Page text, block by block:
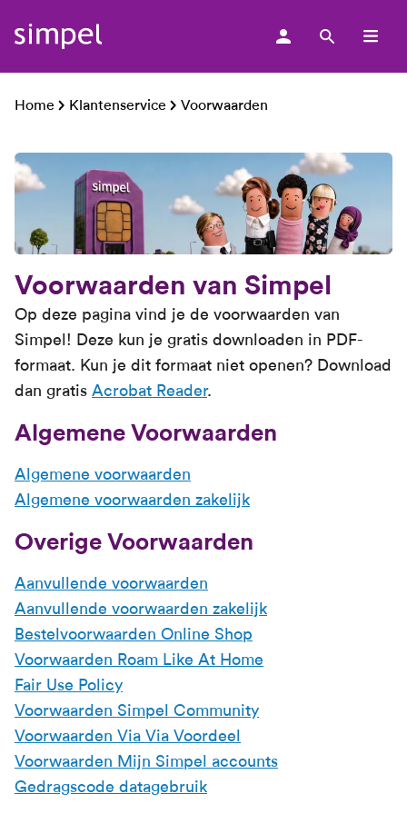
Home Klantenservice Voorwaarden
Voorwaarden van Simpel
Op deze pagina vind je de voorwaarden van
Simpel! Deze kun je gratis downloaden in PDF-
formaat. Kun je dit formaat niet openen? Download
dan gratis Acrobat Reader.
Algemene Voorwaarden
Algemene voorwaarden
Algemene voorwaarden zakelijk
Overige Voorwaarden
Aanvullende voorwaarden
Aanvullende voorwaarden zakelijk
Bestelvoorwaarden Online Shop
Voorwaarden Roam Like At Home
Fair Use Policy
Voorwaarden Simpel Community
Voorwaarden Via Via Voordeel
Voorwaarden Mijn Simpel accounts
Gedragscode datagebruik